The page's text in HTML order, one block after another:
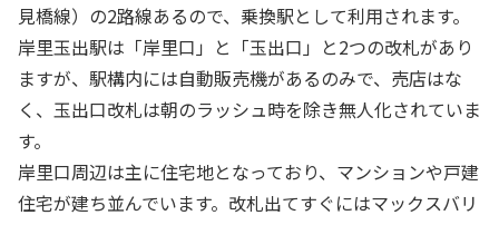
見橋線）の2路線あるので、乗換駅として利用されます。
岸里玉出駅は「岸里口」と「玉出口」と2つの改札があり
ますが、駅構内には自動販売機があるのみで、売店はな
く、玉出口改札は朝のラッシュ時を除き無人化されていま
す。
岸里口周辺は主に住宅地となっており、マンションや戸建
住宅が建ち並んでいます。改札出てすぐにはマックスバリ